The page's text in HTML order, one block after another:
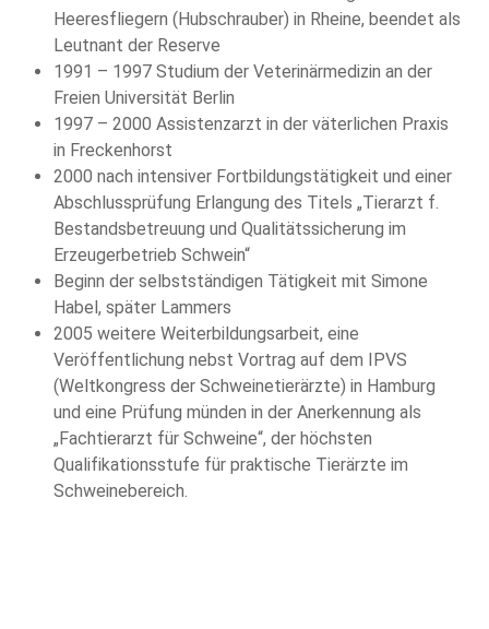
Heeresfliegern (Hubschrauber) in Rheine, beendet als
Leutnant der Reserve
1991 – 1997 Studium der Veterinärmedizin an der
Freien Universität Berlin
1997 – 2000 Assistenzarzt in der väterlichen Praxis
in Freckenhorst
2000 nach intensiver Fortbildungstätigkeit und einer
Abschlussprüfung Erlangung des Titels „Tierarzt f.
Bestandsbetreuung und Qualitätssicherung im
Erzeugerbetrieb Schwein“
Beginn der selbstständigen Tätigkeit mit Simone
Habel, später Lammers
2005 weitere Weiterbildungsarbeit, eine
Veröffentlichung nebst Vortrag auf dem IPVS
(Weltkongress der Schweinetierärzte) in Hamburg
und eine Prüfung münden in der Anerkennung als
„Fachtierarzt für Schweine“, der höchsten
Qualifikationsstufe für praktische Tierärzte im
Schweinebereich.